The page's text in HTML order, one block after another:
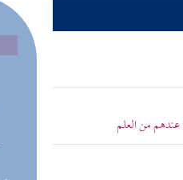
من العلم